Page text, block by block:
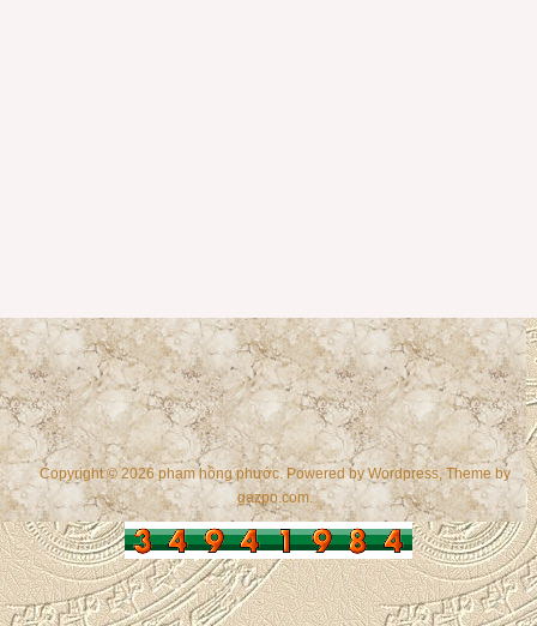
Copyright © 2026 phạm hồng phước. Powered byWordpress, Theme by
gazpo.com.